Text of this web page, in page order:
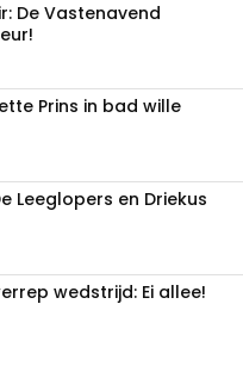
De Vastenavend
Prins in bad wille
Leeglopers en Driekus
wedstrijd: Ei allee!